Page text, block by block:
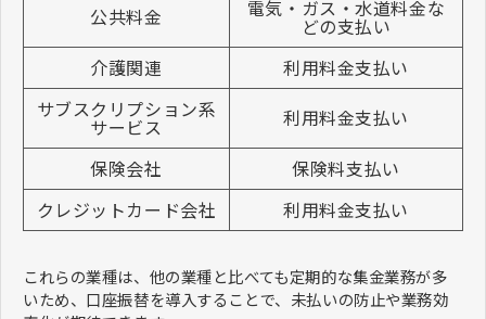
公共料金
電気・ガス・水道料金な
どの支払い
介護関連
利用料金支払い
サブスクリプション系
サービス
利用料金支払い
保険会社
保険料支払い
クレジットカード会社
利用料金支払い
これらの業種は、他の業種と比べても定期的な集金業務が多
いため、口座振替を導入することで、未払いの防止や業務効